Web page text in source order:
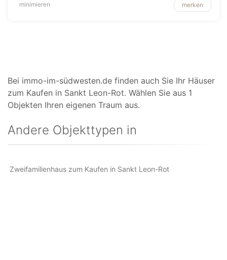
minimieren merken
Bei immo-im-südwesten.de finden auch Sie Ihr Häuser
zum Kaufen in Sankt Leon-Rot. Wählen Sie aus 1
Objekten Ihren eigenen Traum aus.
Andere Objekttypen in
Zweifamilienhaus zum Kaufen in Sankt Leon-Rot